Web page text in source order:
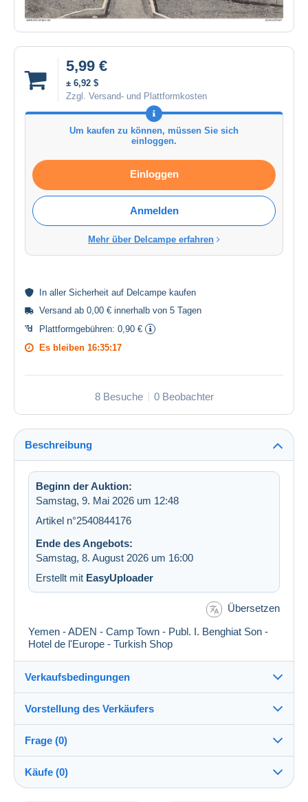
5,99 €
± 6,92 $
Zzgl. Versand- und Plattformkosten
Um kaufen zu können, müssen Sie sich
einloggen.
Einloggen
Anmelden
Mehr über Delcampe erfahren
In aller Sicherheit auf Delcampe kaufen
Versand ab 0,00 € innerhalb von 5 Tagen
Plattformgebühren: 0,90 €
Es bleiben 16:35:16
8 Besuche 0 Beobachter
Beschreibung
Beginn der Auktion:
Samstag, 9. Mai 2026 um 12:48
Artikel n°2540844176
Ende des Angebots:
Samstag, 8. August 2026 um 16:00
Erstellt mit EasyUploader
Übersetzen
Yemen - ADEN - Camp Town - Publ. I. Benghiat Son -
Hotel de l'Europe - Turkish Shop
Verkaufsbedingungen
Verkaufsbedingungen im Detail
Versand nach Zahlung innerhalb von 5 Tagen
Vorstellung des Verkäufers
postcardman100%(33377x)
PRO
Shop
Frage (0)
Käufe (0)